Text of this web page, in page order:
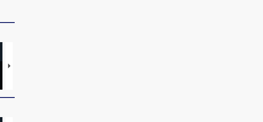
视线｜“入侵”还是“人道危